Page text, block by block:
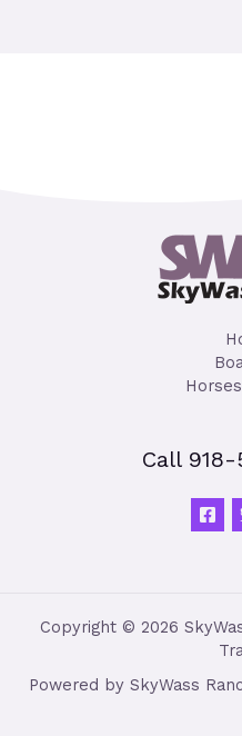
Call
Copyright © 2026
Powered by SkyWass